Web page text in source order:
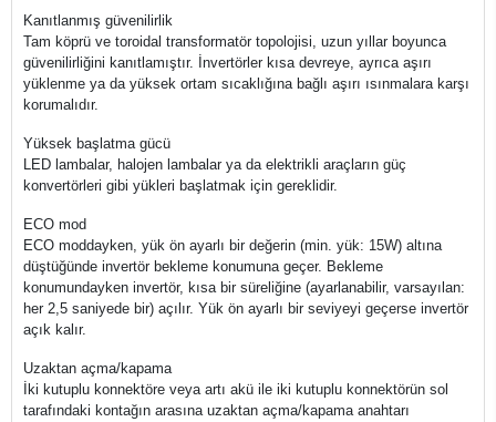
Kanıtlanmış güvenilirlik
Tam köprü ve toroidal transformatör topolojisi, uzun yıllar boyunca
güvenilirliğini kanıtlamıştır. İnvertörler kısa devreye, ayrıca aşırı
yüklenme ya da yüksek ortam sıcaklığına bağlı aşırı ısınmalara karşı
korumalıdır.
Yüksek başlatma gücü
LED lambalar, halojen lambalar ya da elektrikli araçların güç
konvertörleri gibi yükleri başlatmak için gereklidir.
ECO mod
ECO moddayken, yük ön ayarlı bir değerin (min. yük: 15W) altına
düştüğünde invertör bekleme konumuna geçer. Bekleme
konumundayken invertör, kısa bir süreliğine (ayarlanabilir, varsayılan:
her 2,5 saniyede bir) açılır. Yük ön ayarlı bir seviyeyi geçerse invertör
açık kalır.
Uzaktan açma/kapama
İki kutuplu konnektöre veya artı akü ile iki kutuplu konnektörün sol
tarafındaki kontağın arasına uzaktan açma/kapama anahtarı